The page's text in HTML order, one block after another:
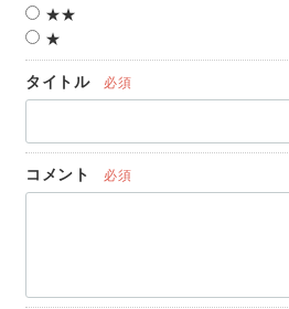
★★
★
タイトル 必須
コメント 必須